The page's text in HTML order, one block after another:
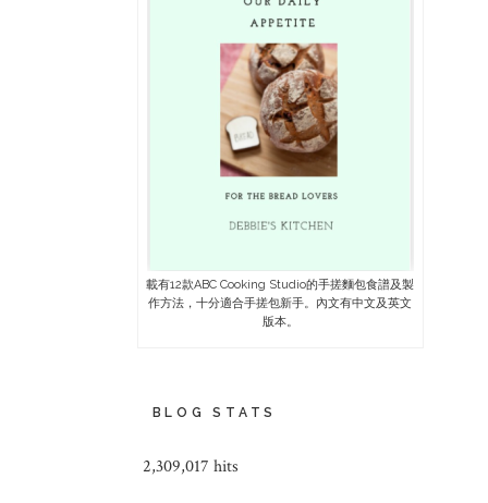
載有12款ABC Cooking Studio的手搓麵包食譜及製
作方法，十分適合手搓包新手。內文有中文及英文
版本。
BLOG STATS
2,309,017 hits